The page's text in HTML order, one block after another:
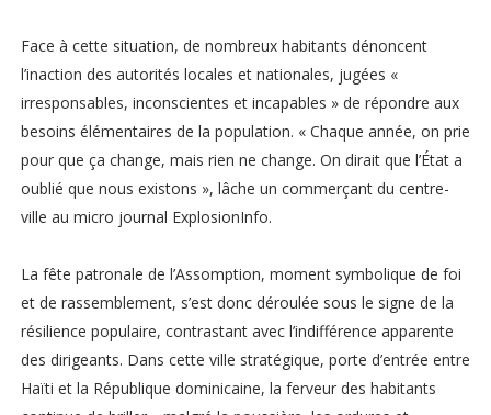
Face à cette situation, de nombreux habitants dénoncent
l’inaction des autorités locales et nationales, jugées «
irresponsables, inconscientes et incapables » de répondre aux
besoins élémentaires de la population. « Chaque année, on prie
pour que ça change, mais rien ne change. On dirait que l’État a
oublié que nous existons », lâche un commerçant du centre-
ville au micro journal ExplosionInfo.
La fête patronale de l’Assomption, moment symbolique de foi
et de rassemblement, s’est donc déroulée sous le signe de la
résilience populaire, contrastant avec l’indifférence apparente
des dirigeants. Dans cette ville stratégique, porte d’entrée entre
Haïti et la République dominicaine, la ferveur des habitants